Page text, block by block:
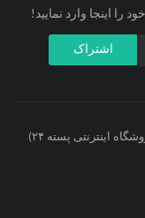
را اینجا وارد نمایید!
اشتراک
کلیه حقوق برای فروشگاه پسته رفسنجان (فروشگاه اینترنتی پسته ۲۴)